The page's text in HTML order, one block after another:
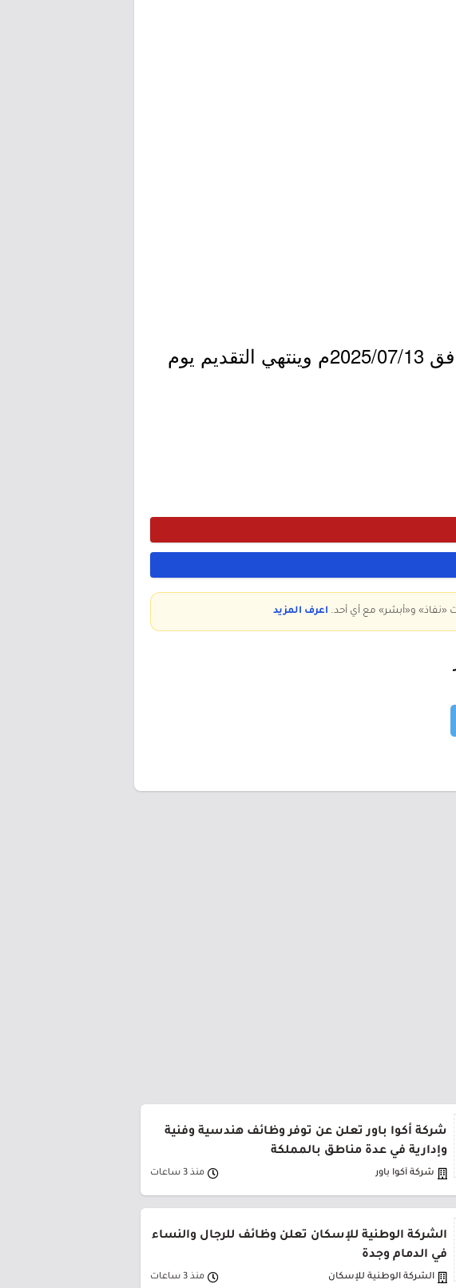
- التقديم مُتاح الآن بدأ اليوم الأحد بتاريخ 1447/01/18هـ الموافق 2025/07/13م وينتهي التقديم يوم
«نفاذ» و«أبشر» مع أي أحد. اعرف المزيد
شركة أكوا باور تعلن عن توفر وظائف هندسية وفنية
وإدارية في عدة مناطق بالمملكة
شركة أكوا باور منذ 3 ساعات
الشركة الوطنية للإسكان تعلن وظائف للرجال والنساء
في الدمام وجدة
الشركة الوطنية للإسكان منذ 3 ساعات